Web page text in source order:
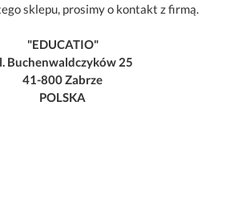
sklepu, prosimy o kontakt z firmą.
"EDUCATIO"
Buchenwaldczyków 25
41-800 Zabrze
POLSKA